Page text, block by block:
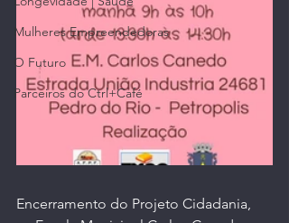
Mulheres Empreendedoras
O Futuro
Parceiros do Ctrl+Café
Encerramento do Projeto Cidadania,